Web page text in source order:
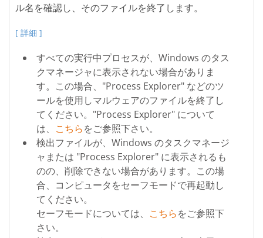
ル名を確認し、そのファイルを終了します。
[ 詳細 ]
すべての実行中プロセスが、Windows のタス
クマネージャに表示されない場合がありま
す。この場合、"Process Explorer" などのツ
ールを使用しマルウェアのファイルを終了し
てください。"Process Explorer" について
は、 こちらをご参照下さい。
検出ファイルが、Windows のタスクマネージ
ャまたは "Process Explorer" に表示されるも
のの、削除できない場合があります。この場
合、コンピュータをセーフモードで再起動し
てください。
セーフモードについては、 こちらをご参照下
さい。